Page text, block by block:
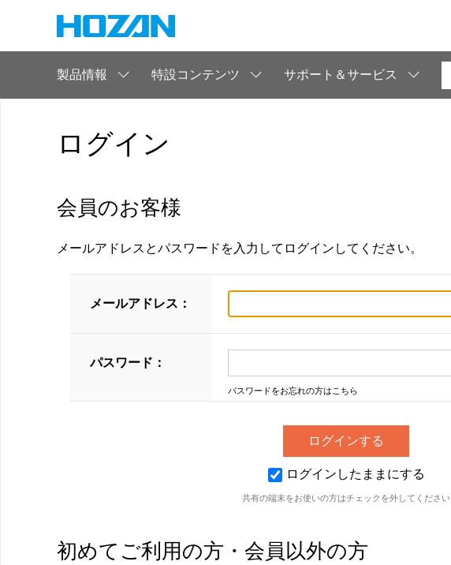
製品情報 特設コンテンツ サポート＆サービス
ログイン
会員のお客様
メールアドレスとパスワードを入力してログインしてください。
メールアドレス：
パスワード：
パスワードをお忘れの方はこちら
ログインしたままにする
共有の端末をお使いの方はチェックを外してください
初めてご利用の方・会員以外の方